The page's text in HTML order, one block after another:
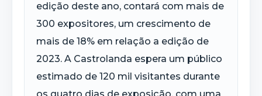
edição deste ano, contará com mais de
300 expositores, um crescimento de
mais de 18% em relação a edição de
2023. A Castrolanda espera um público
estimado de 120 mil visitantes durante